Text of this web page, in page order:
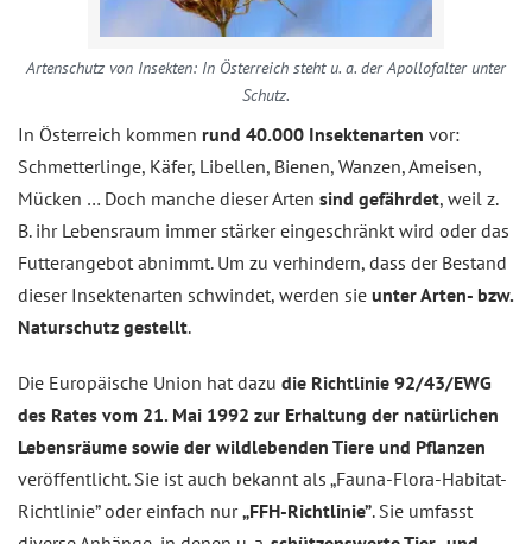
Artenschutz von Insekten: In Österreich steht u. a. der Apollofalter unter
Schutz.
In Österreich kommen rund 40.000 Insektenarten vor:
Schmetterlinge, Käfer, Libellen, Bienen, Wanzen, Ameisen,
Mücken … Doch manche dieser Arten sind gefährdet, weil z.
B. ihr Lebensraum immer stärker eingeschränkt wird oder das
Futterangebot abnimmt. Um zu verhindern, dass der Bestand
dieser Insektenarten schwindet, werden sie unter Arten- bzw.
Naturschutz gestellt.
Die Europäische Union hat dazu die Richtlinie 92/43/EWG
des Rates vom 21. Mai 1992 zur Erhaltung der natürlichen
Lebensräume sowie der wildlebenden Tiere und Pflanzen
veröffentlicht. Sie ist auch bekannt als „Fauna-Flora-Habitat-
Richtlinie” oder einfach nur„FFH-Richtlinie”. Sie umfasst